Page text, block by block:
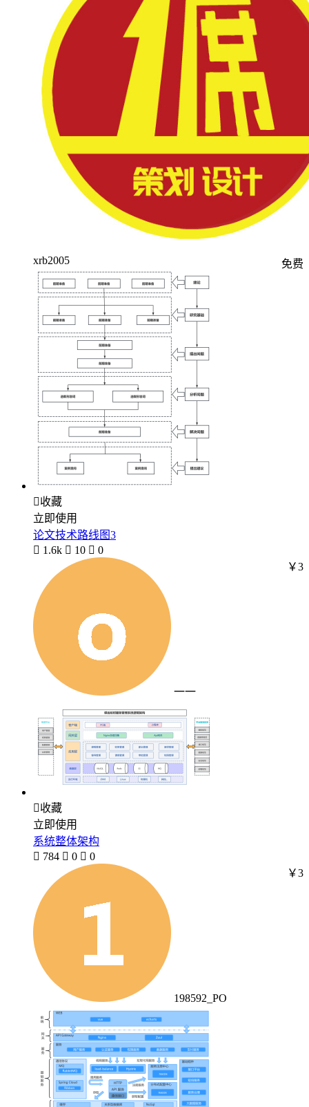
xrb2005 免费
收藏
立即使用
论文技术路线图3
 1.6k  10  0
一一
￥3
收藏
立即使用
系统整体架构
 784  0  0
198592_PO
￥3